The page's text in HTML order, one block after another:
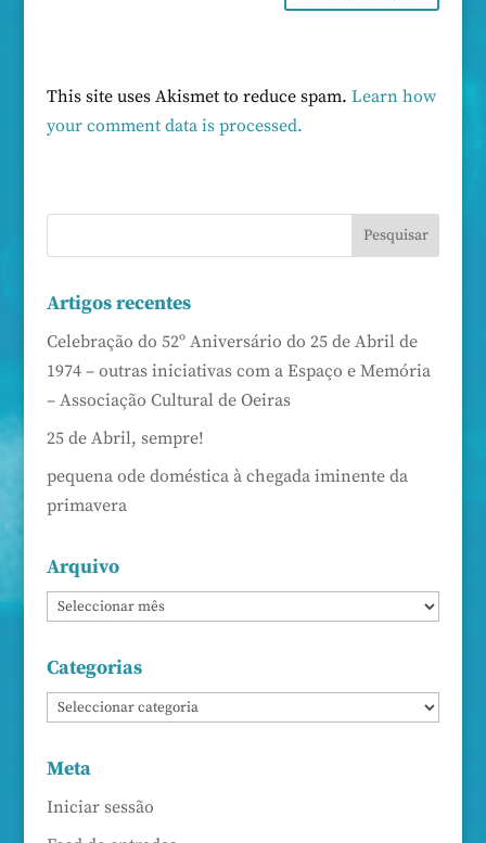
This site uses Akismet to reduce spam. Learn how
your comment data is processed.
Artigos recentes
Celebração do 52º Aniversário do 25 de Abril de
1974 – outras iniciativas com a Espaço e Memória
– Associação Cultural de Oeiras
25 de Abril, sempre!
pequena ode doméstica à chegada iminente da
primavera
Arquivo
Categorias
Meta
Iniciar sessão